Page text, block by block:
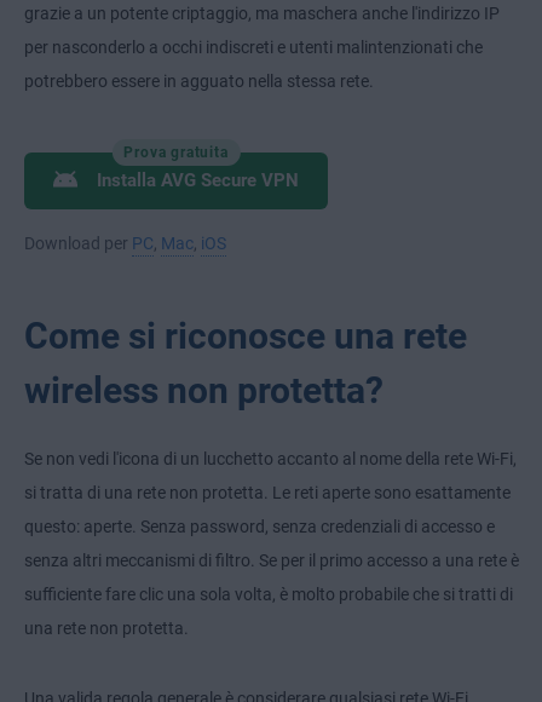
grazie a un potente criptaggio, ma maschera anche l'indirizzo IP
per nasconderlo a occhi indiscreti e utenti malintenzionati che
potrebbero essere in agguato nella stessa rete.
Prova gratuita
Installa AVG Secure VPN
Download per PC Mac iOS
Come si riconosce una rete
wireless non protetta?
Se non vedi l'icona di un lucchetto accanto al nome della rete Wi-Fi,
si tratta di una rete non protetta. Le reti aperte sono esattamente
questo: aperte. Senza password, senza credenziali di accesso e
senza altri meccanismi di filtro. Se per il primo accesso a una rete è
sufficiente fare clic una sola volta, è molto probabile che si tratti di
una rete non protetta.
Una valida regola generale è considerare qualsiasi rete Wi-Fi